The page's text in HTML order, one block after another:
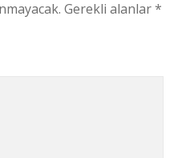
Gerekli alanlar*